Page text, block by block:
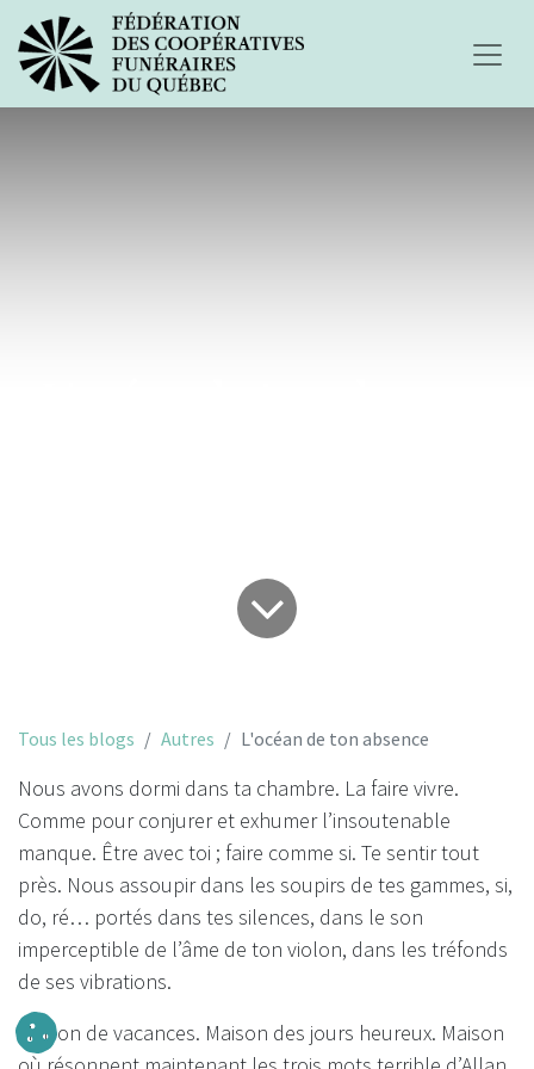
Tous les blogs Autres L'océan de ton absence
Nous avons dormi dans ta chambre. La faire vivre.
Comme pour conjurer et exhumer l’insoutenable
manque. Être avec toi ; faire comme si. Te sentir tout
près. Nous assoupir dans les soupirs de tes gammes, si,
do, ré… portés dans tes silences, dans le son
imperceptible de l’âme de ton violon, dans les tréfonds
de ses vibrations.
Maison de vacances. Maison des jours heureux. Maison